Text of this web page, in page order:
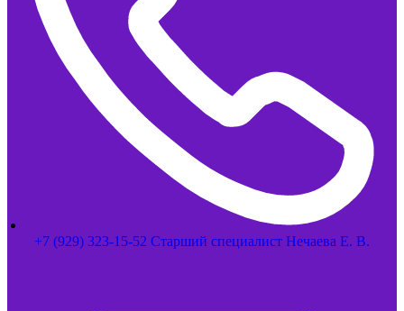
+7 (929) 323-15-52 Старший специалист Нечаева Е. В.